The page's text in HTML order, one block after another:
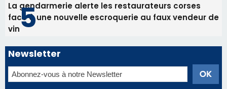
La gendarmerie alerte les restaurateurs corses
face à une nouvelle escroquerie au faux vendeur de
vin
Newsletter